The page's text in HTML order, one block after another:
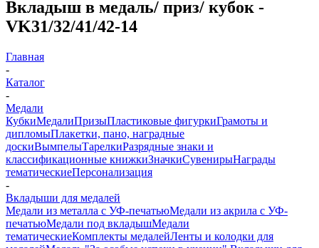
Вкладыш в медаль/ приз/ кубок -
VK31/32/41/42-14
Главная
-
Каталог
-
Медали
КубкиМедалиПризыПластиковые фигуркиГрамоты и
дипломыПлакетки, пано, наградные
доскиВымпелыТарелкиРазрядные знаки и
классификационные книжкиЗначкиСувенирыНаграды
тематическиеПерсонализация
-
Вкладыши для медалей
Медали из металла с УФ-печатьюМедали из акрила с УФ-
печатьюМедали под вкладышМедали
тематическиеКомплекты медалейЛенты и колодки для